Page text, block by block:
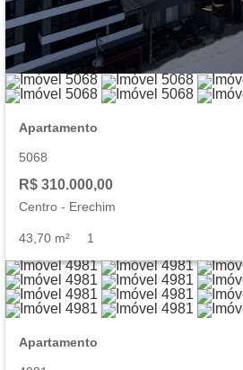
Apartamento
5068
R$ 310.000,00
Centro - Erechim
43,70 m² 1
Apartamento